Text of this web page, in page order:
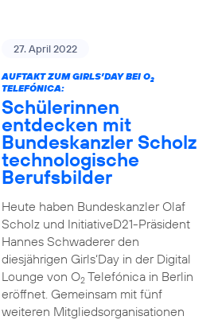
27. April 2022
AUFTAKT ZUM GIRLS’DAY BEI O2
TELEFÓNICA:
Schülerinnen
entdecken mit
Bundeskanzler Scholz
technologische
Berufsbilder
Heute haben Bundeskanzler Olaf
Scholz und InitiativeD21-Präsident
Hannes Schwaderer den
diesjährigen Girls‘Day in der Digital
Lounge von O2Telefónica in Berlin
eröffnet. Gemeinsam mit fünf
weiteren Mitgliedsorganisationen